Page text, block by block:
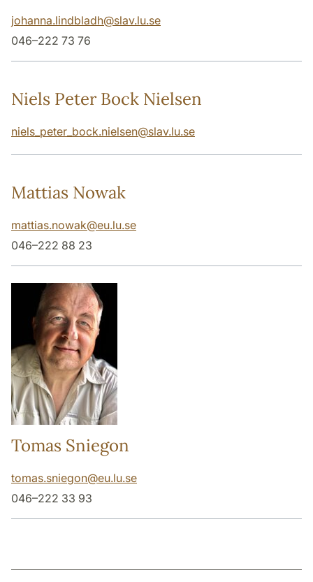
johanna.lindbladh@slav.lu.se
046–222 73 76
Niels Peter Bock Nielsen
niels_peter_bock.nielsen@slav.lu.se
Mattias Nowak
mattias.nowak@eu.lu.se
046–222 88 23
Tomas Sniegon
tomas.sniegon@eu.lu.se
046–222 33 93